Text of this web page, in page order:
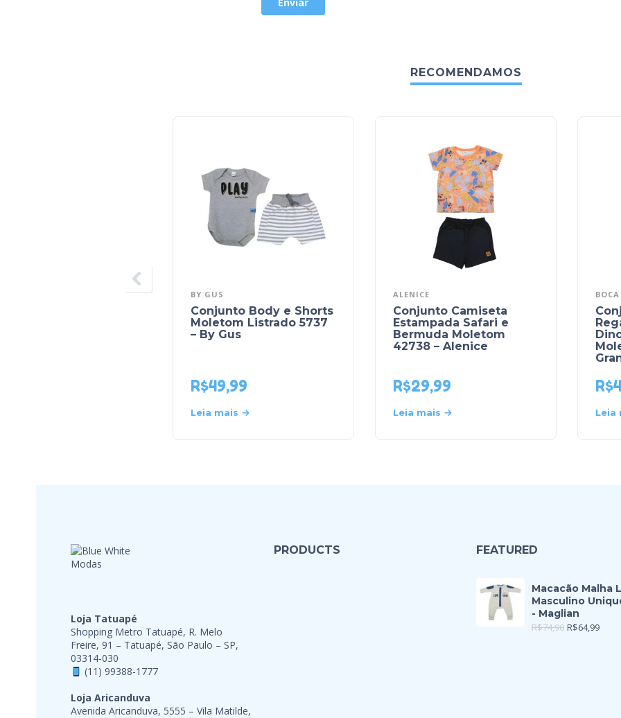
RECOMENDAMOS
BY GUS
Conjunto Body e Shorts
Moletom Listrado 5737
– By Gus
R$49,99
Leia mais
ALENICE
Conjunto Camiseta
Estampada Safari e
Bermuda Moletom
42738 – Alenice
R$29,99
Leia mais
R$
Leia
Loja Tatuapé
Shopping Metro Tatuapé, R. Melo
Freire, 91 – Tatuapé, São Paulo – SP,
03314-030
(11) 99388-1777
Loja Aricanduva
Avenida Aricanduva, 5555 – Vila Matilde,
PRODUCTS FEATURED
Macacão Malha
Masculino
- Maglian
R$74,90 R$64,99